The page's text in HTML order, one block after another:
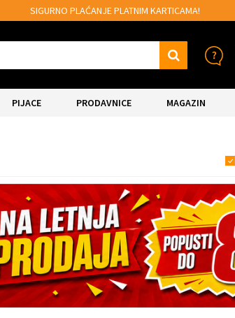
SIGURNO PLAĆANJE PLATNIM KARTICAMA!
PIJACE PRODAVNICE MAGAZIN